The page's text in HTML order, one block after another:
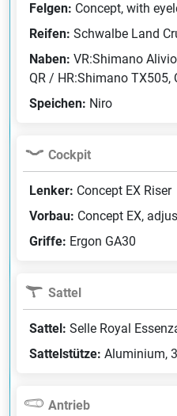
Felgen: Concept, with
Reifen: Schwalbe Land
Naben: VR:Shimano
QR / HR:Shimano TX505,
Speichen: Niro
Cockpit
Lenker: Concept EX Riser
Vorbau: Concept EX,
Griffe: Ergon GA30
Sattel
Sattel: Selle Royal
Sattelstütze: Aluminium,
Antrieb